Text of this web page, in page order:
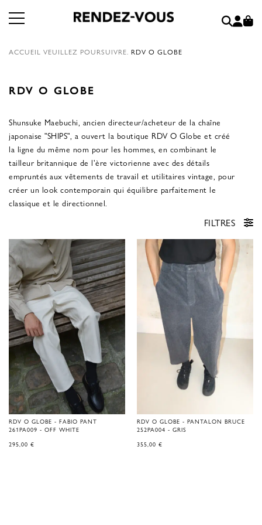
ACCUEIL VEUILLEZ POURSUIVRE. RDV O GLOBE
RDV O GLOBE
Shunsuke Maebuchi, ancien directeur/acheteur de la chaîne
japonaise "SHIPS", a ouvert la boutique RDV O Globe et créé
la ligne du même nom pour les hommes, en combinant le
tailleur britannique de l'ère victorienne avec des détails
empruntés aux vêtements de travail et utilitaires vintage, pour
créer un look contemporain qui équilibre parfaitement le
classique et le directionnel.
FILTRES
RDV O GLOBE - FABIO PANT
261PA009 - OFF WHITE
295,00 €
RDV O GLOBE - PANTALON BRUCE
252PA004 - GRIS
355,00 €